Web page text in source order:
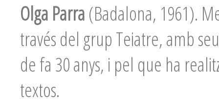
Olga Parra(Badalona, 1961).
través del grup Teiatre, amb
de fa 30 anys, i pel que ha
textos.